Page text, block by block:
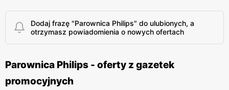
Dodaj frazę "Parownica Philips" do ulubionych, a
otrzymasz powiadomienia o nowych ofertach
Parownica Philips - oferty z gazetek
promocyjnych